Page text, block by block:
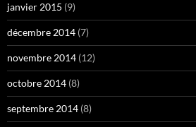
janvier 2015 (9)
décembre 2014 (7)
novembre 2014 (12)
octobre 2014 (8)
septembre 2014 (8)